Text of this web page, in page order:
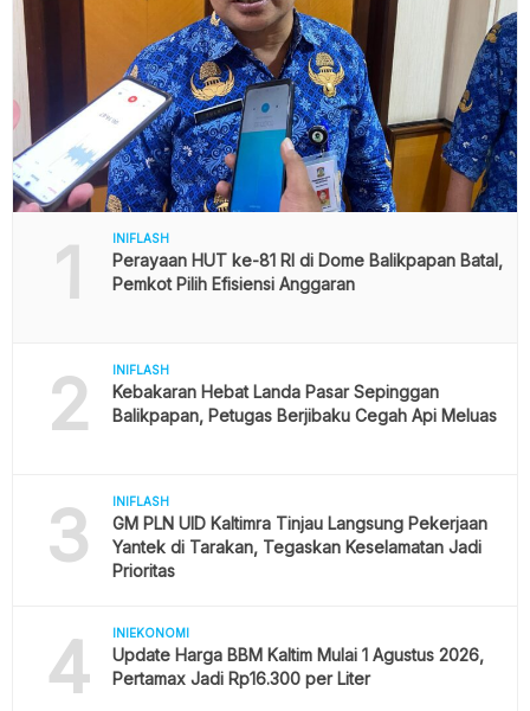
1 INIFLASH
Perayaan HUT ke-81 RI di Dome Balikpapan Batal,
Pemkot Pilih Efisiensi Anggaran
2 INIFLASH
Kebakaran Hebat Landa Pasar Sepinggan
Balikpapan, Petugas Berjibaku Cegah Api Meluas
3 INIFLASH
GM PLN UID Kaltimra Tinjau Langsung Pekerjaan
Yantek di Tarakan, Tegaskan Keselamatan Jadi
Prioritas
4 INIEKONOMI
Update Harga BBM Kaltim Mulai 1 Agustus 2026,
Pertamax Jadi Rp16.300 per Liter